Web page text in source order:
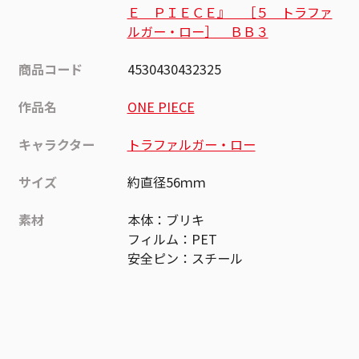
Ｅ ＰＩＥＣＥ』 ［５ トラファ
ルガー・ロー］ ＢＢ３
商品コード
4530430432325
作品名
ONE PIECE
キャラクター
トラファルガー・ロー
サイズ
約直径56ｍｍ
素材
本体：ブリキ
フィルム：PET
安全ピン：スチール